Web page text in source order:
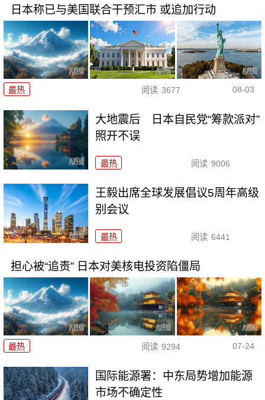
日本称已与美国联合干预汇市 或追加行动
最热 阅读 3677 08-03
大地震后 日本自民党“筹款派对”
照开不误
最热 阅读 9006
王毅出席全球发展倡议5周年高级
别会议
最热 阅读 6441
担心被“追责” 日本对美核电投资陷僵局
最热 阅读 9294 07-24
国际能源署：中东局势增加能源
市场不确定性